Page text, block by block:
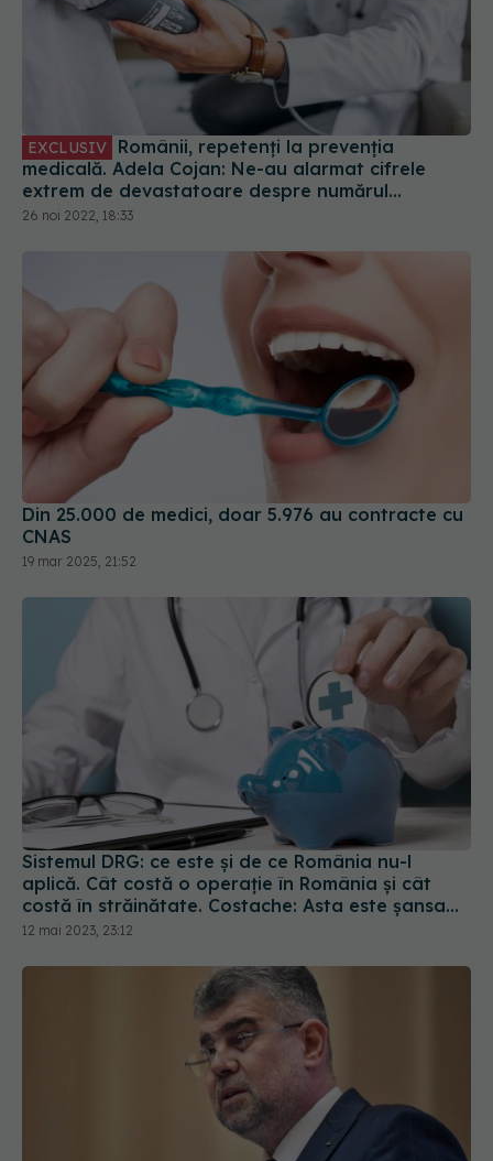
EXCLUSIV
medicală. Adela Cojan: Ne-au alarmat cifrele
extrem de devastatoare despre numărul
deceselor evitabile
26 noi 2022, 18:33
Din 25.000 de medici, doar 5.976 au contracte cu
CNAS
19 mar 2025, 21:52
Sistemul DRG: ce este și de ce România nu-l
aplică. Cât costă o operație în România și cât
costă în străinătate. Costache: Asta este șansa
noastră
12 mai 2023, 23:12